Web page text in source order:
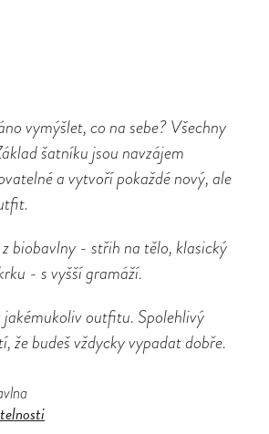
vymýšlet, co na sebe? Všechny
šatníku jsou navzájem
a vytvoří pokaždé nový, ale
biobavlny - střih na tělo, klasický
- s vyšší gramáží.
outfitu. Spolehlivý
že budeš vždycky vypadat dobře.